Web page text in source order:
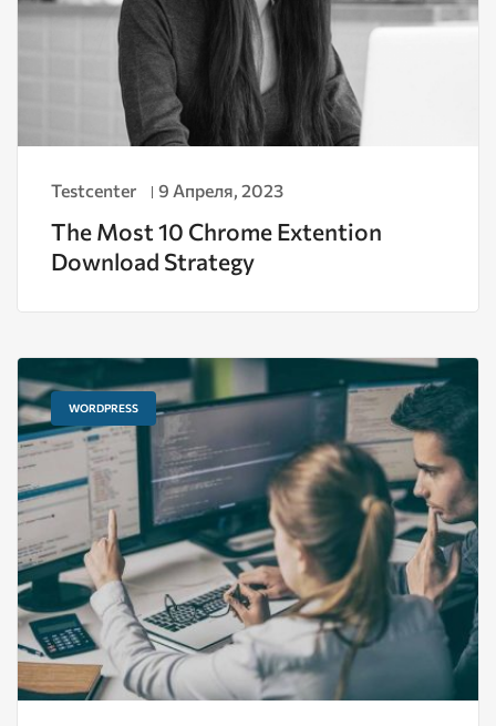
Testcenter 9 Апреля, 2023
The Most 10 Chrome Extention
Download Strategy
WORDPRESS